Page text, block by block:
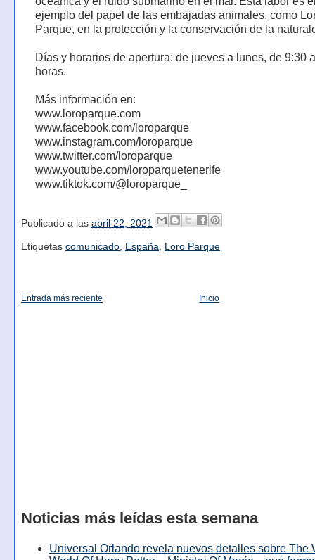
ejemplo del papel de las embajadas animales, como
Parque, en la protección y la conservación de la
Días y horarios de apertura: de jueves a lunes, de 9:30
horas.
Más información en:
www.loroparque.com
www.facebook.com/loroparque
www.instagram.com/loroparque
www.twitter.com/loroparque
www.youtube.com/loroparquetenerife
www.tiktok.com/@loroparque_
Publicado a las abril 22, 2021
Etiquetas comunicado, España, Loro Parque
Entrada más reciente Inicio
Noticias más leídas esta semana
Universal Orlando revela nuevos detalles sobre The